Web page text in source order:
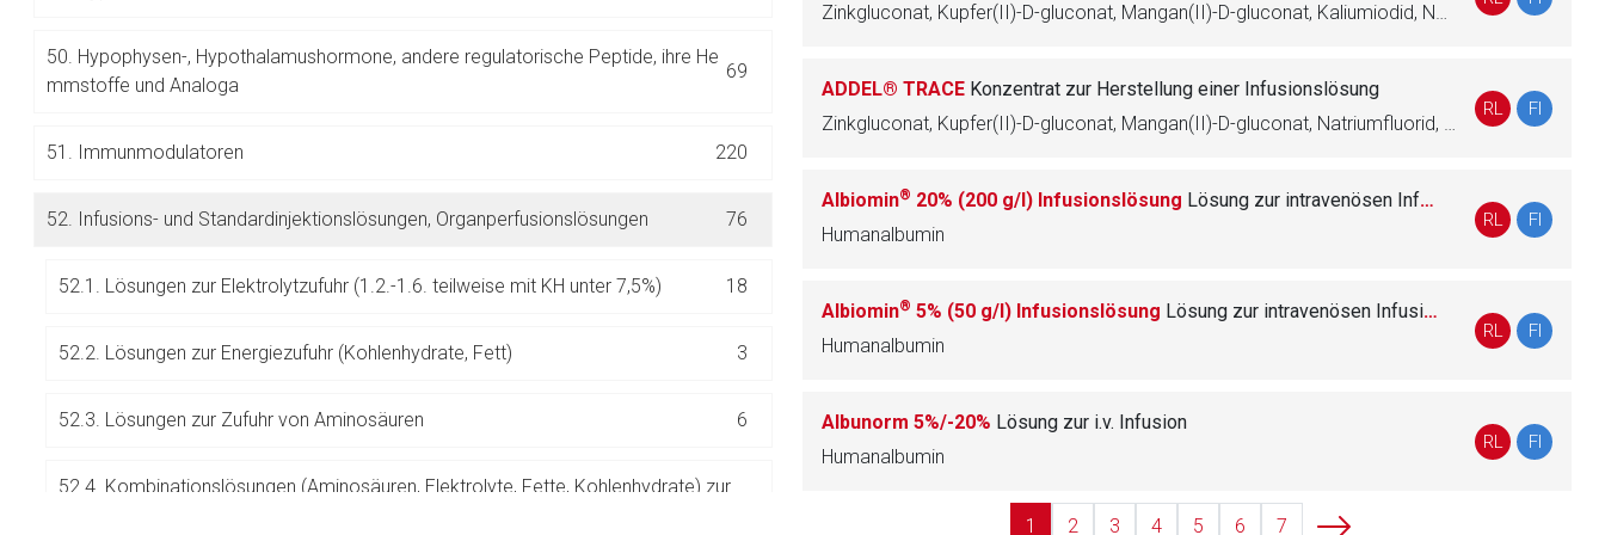
50. Hypophysen-, Hypothalamushormone, andere regulatorische Peptide, ihre He
mmstoffe und Analoga
69
51. Immunmodulatoren 220
52. Infusions- und Standardinjektionslösungen, Organperfusionslösungen 76
52.1. Lösungen zur Elektrolytzufuhr (1.2.-1.6. teilweise mit KH unter 7,5%) 18
52.2. Lösungen zur Energiezufuhr (Kohlenhydrate, Fett) 3
52.3. Lösungen zur Zufuhr von Aminosäuren 6
52.4. Kombinationslösungen (Aminosäuren, Elektrolyte, Fette, Kohlenhydrate) zur
Zinkgluconat, Kupfer(II)-D-gluconat, Mangan(II)-D-gluconat, Kaliumiodid, Natriumselenit
ADDEL® TRACE Konzentrat zur Herstellung einer Infusionslösung
Zinkgluconat, Kupfer(II)-D-gluconat, Mangan(II)-D-gluconat, Natriumfluorid, Kaliumiodid, Natriumselenit, Natriummolybdat, Chromchlorid, Eisen(II)-gluconat
RL FI
Albiomin® 20% (200 g/l) Infusionslösung Lö­sung zur intravenösen Infusion
Humanalbumin
RL FI
Albiomin® 5% (50 g/l) Infusionslösung Lö­sung zur intravenösen Infusion
Humanalbumin
RL FI
Albunorm 5%/-20% Lösung zur i.v. Infusion
Humanalbumin
RL FI
1 2 3 4 5 6 7
Betreiber verantwortlich. Ebenso gelten dort ggf. andere Datenschutzbestimmungen.
Zurück zur rote-liste.de Zur Seite